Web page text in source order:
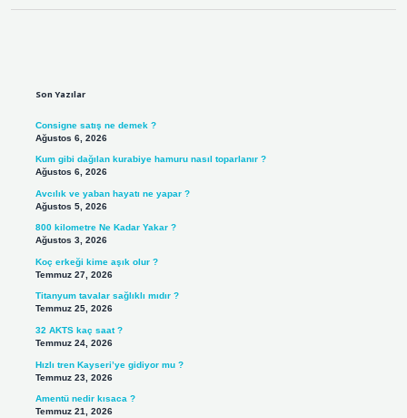
Son Yazılar
Consigne satış ne demek ?
Ağustos 6, 2026
Kum gibi dağılan kurabiye hamuru nasıl toparlanır ?
Ağustos 6, 2026
Avcılık ve yaban hayatı ne yapar ?
Ağustos 5, 2026
800 kilometre Ne Kadar Yakar ?
Ağustos 3, 2026
Koç erkeği kime aşık olur ?
Temmuz 27, 2026
Titanyum tavalar sağlıklı mıdır ?
Temmuz 25, 2026
32 AKTS kaç saat ?
Temmuz 24, 2026
Hızlı tren Kayseri’ye gidiyor mu ?
Temmuz 23, 2026
Amentü nedir kısaca ?
Temmuz 21, 2026